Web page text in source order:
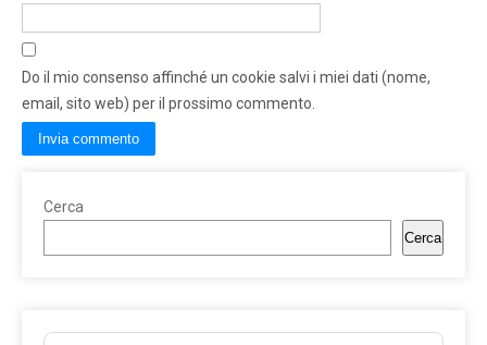
Do il mio consenso affinché un cookie salvi i miei dati (nome,
email, sito web) per il prossimo commento.
Cerca
Cerca